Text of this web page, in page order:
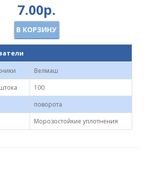
7.00р.
В КОРЗИНУ
Велмаш
100
поворота
Морозостойкие уплотнения